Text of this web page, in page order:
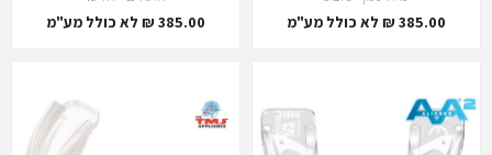
385.00 ₪ לא כולל מע"מ 385.00 ₪ לא כולל מע"מ